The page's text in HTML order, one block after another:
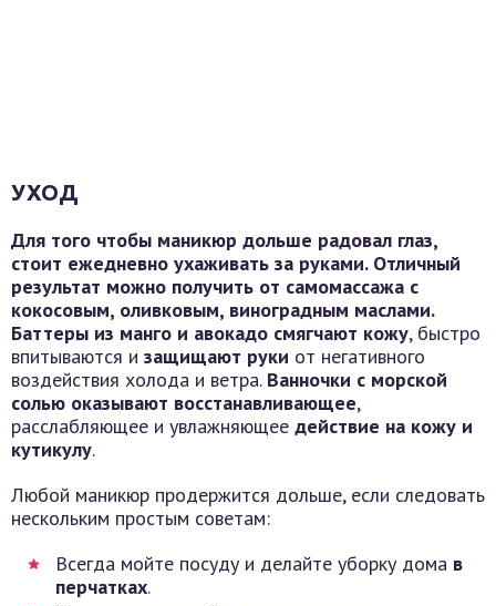
УХОД
Для того чтобы маникюр дольше радовал глаз,
стоит ежедневно ухаживать за руками. Отличный
результат можно получить от самомассажа с
кокосовым, оливковым, виноградным маслами.
Баттеры из манго и авокадо смягчают кожу, быстро
впитываются и защищают руки от негативного
воздействия холода и ветра. Ванночки с морской
солью оказывают восстанавливающее,
расслабляющее и увлажняющее действие на кожу и
кутикулу.
Любой маникюр продержится дольше, если следовать
нескольким простым советам:
Всегда мойте посуду и делайте уборку дома в
перчатках.